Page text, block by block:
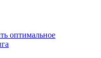
оптимальное